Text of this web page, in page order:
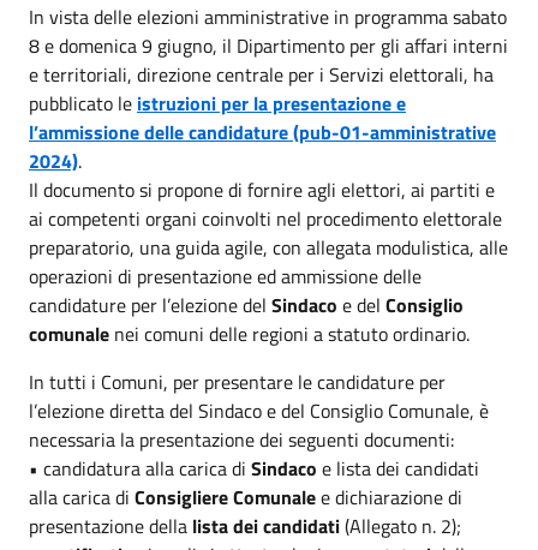
In vista delle elezioni amministrative in programma sabato
8 e domenica 9 giugno, il Dipartimento per gli affari interni
e territoriali, direzione centrale per i Servizi elettorali, ha
pubblicato le istruzioni per la presentazione e
l’ammissione delle candidature (pub-01-amministrative
2024).
Il documento si propone di fornire agli elettori, ai partiti e
ai competenti organi coinvolti nel procedimento elettorale
preparatorio, una guida agile, con allegata modulistica, alle
operazioni di presentazione ed ammissione delle
candidature per l’elezione del Sindaco e del Consiglio
comunale nei comuni delle regioni a statuto ordinario.
In tutti i Comuni, per presentare le candidature per
l’elezione diretta del Sindaco e del Consiglio Comunale, è
necessaria la presentazione dei seguenti documenti:
• candidatura alla carica di Sindaco e lista dei candidati
alla carica di Consigliere Comunalee dichiarazione di
presentazione della lista dei candidati(Allegato n. 2);